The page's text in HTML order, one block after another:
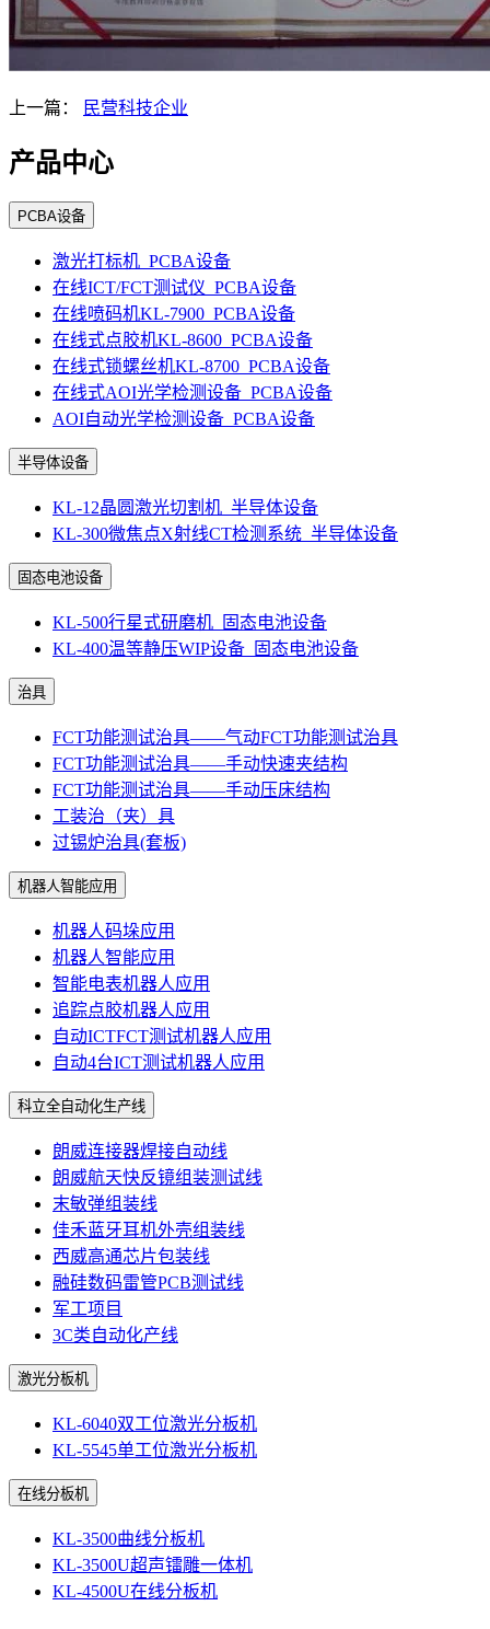
上一篇： 民营科技企业
产品中心
PCBA设备
激光打标机_PCBA设备
在线ICT/FCT测试仪_PCBA设备
在线喷码机KL-7900_PCBA设备
在线式点胶机KL-8600_PCBA设备
在线式锁螺丝机KL-8700_PCBA设备
在线式AOI光学检测设备_PCBA设备
AOI自动光学检测设备_PCBA设备
半导体设备
KL-12晶圆激光切割机_半导体设备
KL-300微焦点X射线CT检测系统_半导体设备
固态电池设备
KL-500行星式研磨机_固态电池设备
KL-400温等静压WIP设备_固态电池设备
治具
FCT功能测试治具——气动FCT功能测试治具
FCT功能测试治具——手动快速夹结构
FCT功能测试治具——手动压床结构
工装治（夹）具
过锡炉治具(套板)
机器人智能应用
机器人码垛应用
机器人智能应用
智能电表机器人应用
追踪点胶机器人应用
自动ICTFCT测试机器人应用
自动4台ICT测试机器人应用
科立全自动化生产线
朗威连接器焊接自动线
朗威航天快反镜组装测试线
末敏弹组装线
佳禾蓝牙耳机外壳组装线
西威高通芯片包装线
融硅数码雷管PCB测试线
军工项目
3C类自动化产线
激光分板机
KL-6040双工位激光分板机
KL-5545单工位激光分板机
在线分板机
KL-3500曲线分板机
KL-3500U超声镭雕一体机
KL-4500U在线分板机